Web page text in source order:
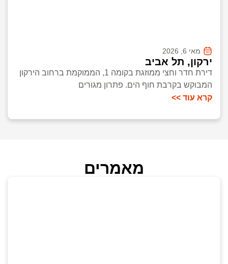
מאי 6, 2026
ירקון, תל אביב
דירת חדר וחצי ממוזגת בקומה 1, הממוקמת ברחוב הירקון
המבוקש בקרבת חוף הים. פתרון מגורים
קרא עוד >>
מאמרים